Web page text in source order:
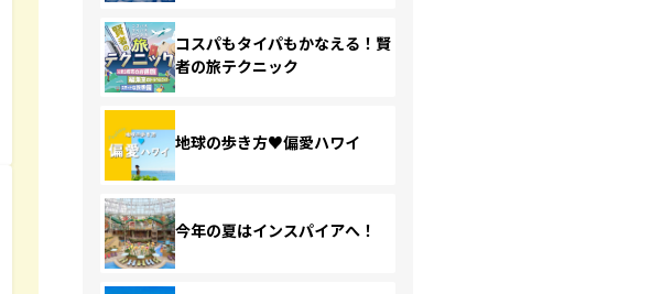
コスパもタイパもかなえる！賢
者の旅テクニック
地球の歩き方♥偏愛ハワイ
今年の夏はインスパイアへ！